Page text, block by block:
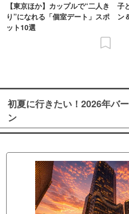
【東京ほか】カップルで“二人き
り”になれる「個室デート」スポ
ット10選
子
ン
初夏に行きたい！2026年バ
ン